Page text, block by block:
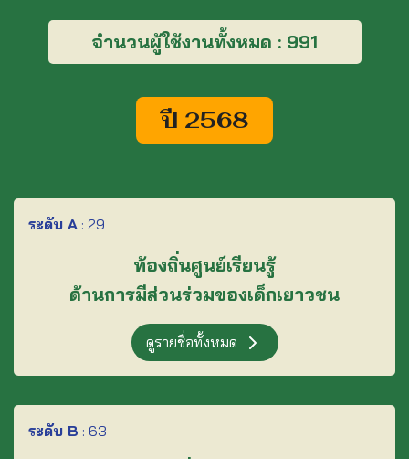
จำนวนผู้ใช้งานทั้งหมด : 991
ปี 2568
ระดับ A : 29
ท้องถิ่นศูนย์เรียนรู้
ด้านการมีส่วนร่วมของเด็กเยาวชน
ดูรายชื่อทั้งหมด
ระดับ B : 63